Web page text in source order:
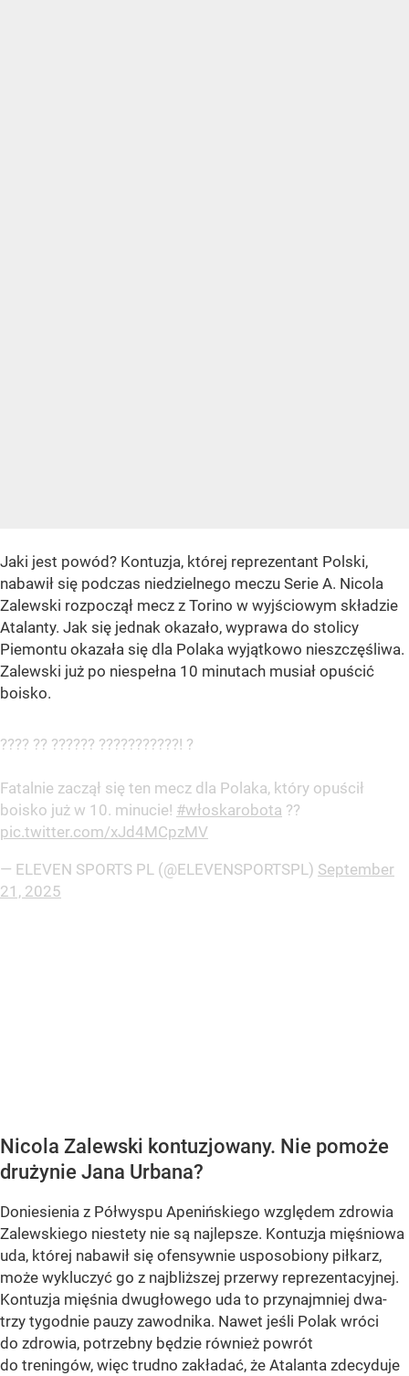
Jaki jest powód? Kontuzja, której reprezentant Polski,
nabawił się podczas niedzielnego meczu Serie A. Nicola
Zalewski rozpoczął mecz z Torino w wyjściowym składzie
Atalanty. Jak się jednak okazało, wyprawa do stolicy
Piemontu okazała się dla Polaka wyjątkowo nieszczęśliwa.
Zalewski już po niespełna 10 minutach musiał opuścić
boisko.
???? ?? ?????? ???????????! ?
Fatalnie zaczął się ten mecz dla Polaka, który opuścił
boisko już w 10. minucie! #włoskarobota ??
pic.twitter.com/xJd4MCpzMV
— ELEVEN SPORTS PL (@ELEVENSPORTSPL) September
21, 2025
Nicola Zalewski kontuzjowany. Nie pomoże
drużynie Jana Urbana?
Doniesienia z Półwyspu Apenińskiego względem zdrowia
Zalewskiego niestety nie są najlepsze. Kontuzja mięśniowa
uda, której nabawił się ofensywnie usposobiony piłkarz,
może wykluczyć go z najbliższej przerwy reprezentacyjnej.
Kontuzja mięśnia dwugłowego uda to przynajmniej dwa-
trzy tygodnie pauzy zawodnika. Nawet jeśli Polak wróci
do zdrowia, potrzebny będzie również powrót
do treningów, więc trudno zakładać, że Atalanta zdecyduje